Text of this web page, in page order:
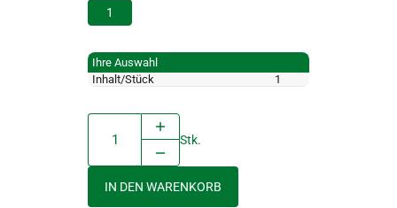
1
Ihre Auswahl
Inhalt/Stück
1
Stk.
IN DEN WARENKORB